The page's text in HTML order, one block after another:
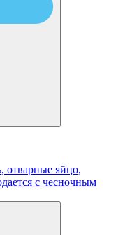
отварные яйцо,
с чесночным